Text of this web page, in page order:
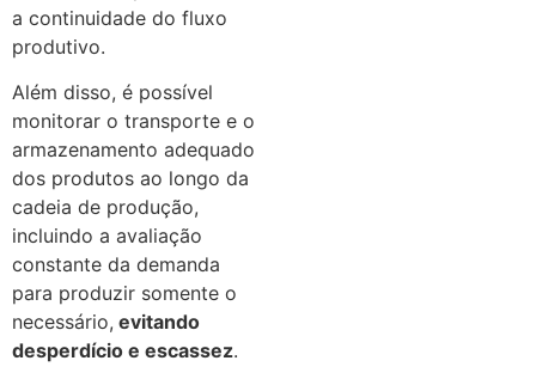
a continuidade do fluxo
produtivo.
Além disso, é possível
monitorar o transporte e o
armazenamento adequado
dos produtos ao longo da
cadeia de produção,
incluindo a avaliação
constante da demanda
para produzir somente o
necessário, evitando
desperdício e escassez.